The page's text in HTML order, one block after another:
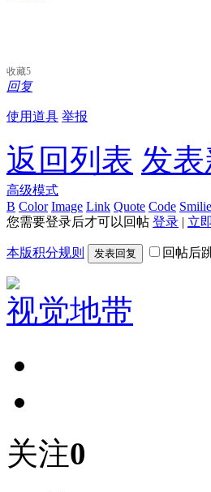
收藏5
回复
使用道具 举报
返回列表 发
高级模式
B Color Image Link Quote Code
您需要登录后才可以回帖 登录 | 立
本版积分规则 发表回复 回帖后
视觉地带
关注0